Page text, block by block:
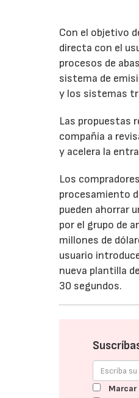
Con el objetivo
directa con el
procesos de
sistema de
y los sistemas
Las propuestas
compañía a
y acelera la
Los
procesamiento
pueden ahorrar
por el grupo de
millones de
usuario
nueva plantilla
30 segundos.